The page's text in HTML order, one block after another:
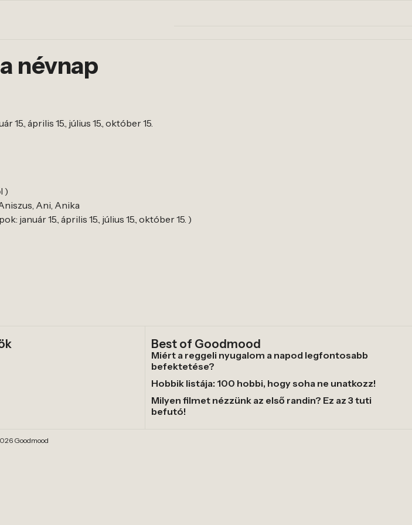
névnap
április 15., július 15., október 15.
)
Ani, Anika
január 15., április 15., július 15., október 15. )
Best of Goodmood
Miért a reggeli nyugalom a napod legfontosabb
befektetése?
Hobbik listája: 100 hobbi, hogy soha ne unatkozz!
Milyen filmet nézzünk az első randin? Ez az 3 tuti
befutó!
Goodmood